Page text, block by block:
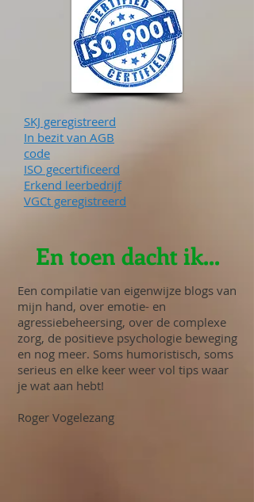
SKJ geregistreerd
In bezit van AGB
code
ISO gecertificeerd
Erkend leerbedrijf
VGCt geregistreerd
En toen dacht ik...
Een compilatie van eigenwijze blogs van
mijn hand, over emotie- en
agressiebeheersing, over de complexe
zorg, de positieve psychologie beweging
en nog meer. Soms humoristisch, soms
serieus en elke keer weer vol tips waar
je wat aan hebt!
Roger Vogelezang